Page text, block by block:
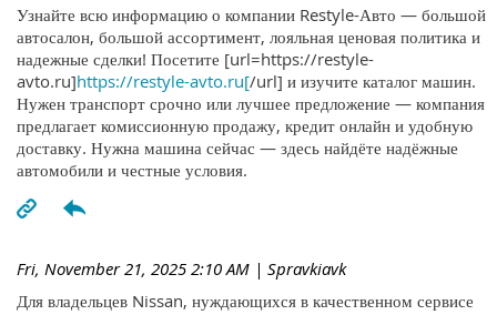
Узнайте всю информацию о компании Restyle-Авто — большой
автосалон, большой ассортимент, лояльная ценовая политика и
надежные сделки! Посетите [url=https://restyle-
avto.ru]https://restyle-avto.ru[/url] и изучите каталог машин.
Нужен транспорт срочно или лучшее предложение — компания
предлагает комиссионную продажу, кредит онлайн и удобную
доставку. Нужна машина сейчас — здесь найдёте надёжные
автомобили и честные условия.
Fri, November 21, 2025 2:10 AM | Spravkiavk
Для владельцев Nissan, нуждающихся в качественном сервисе